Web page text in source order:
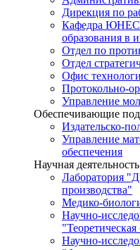
Дирекция по
Кафедра
образования в
Отдел по
Отдел
Офис
Протокольно-
Управление
Обеспечивающие
Издательско-
Управление
обеспечения
Научная деятельность
Лаборатория
производства"
Медико-
Научно-
Научно-